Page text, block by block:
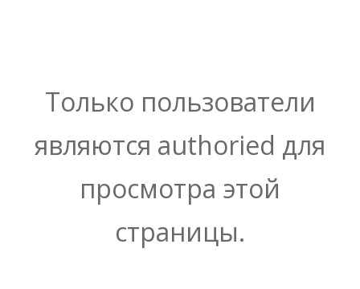
Только пользователи
являются authoried для
просмотра этой
страницы.